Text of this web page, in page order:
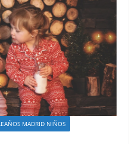
MADRID NIÑOS